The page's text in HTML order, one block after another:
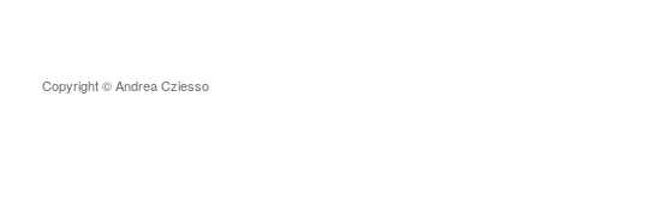
Copyright © Andrea Cziesso